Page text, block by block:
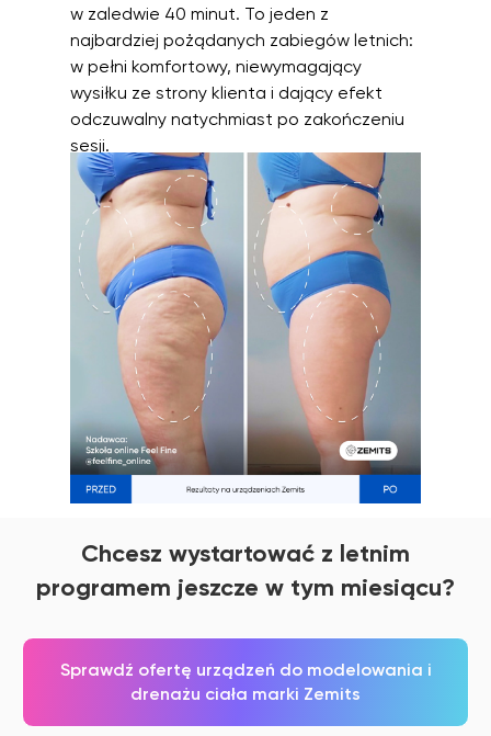
w zaledwie 40 minut. To jeden z
najbardziej pożądanych zabiegów letnich:
w pełni komfortowy, niewymagający
wysiłku ze strony klienta i dający efekt
odczuwalny natychmiast po zakończeniu
sesji.
Chcesz wystartować z letnim
programem jeszcze w tym miesiącu?
Sprawdź ofertę urządzeń do modelowania i
drenażu ciała marki Zemits